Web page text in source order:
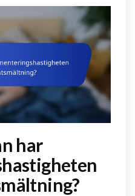
har